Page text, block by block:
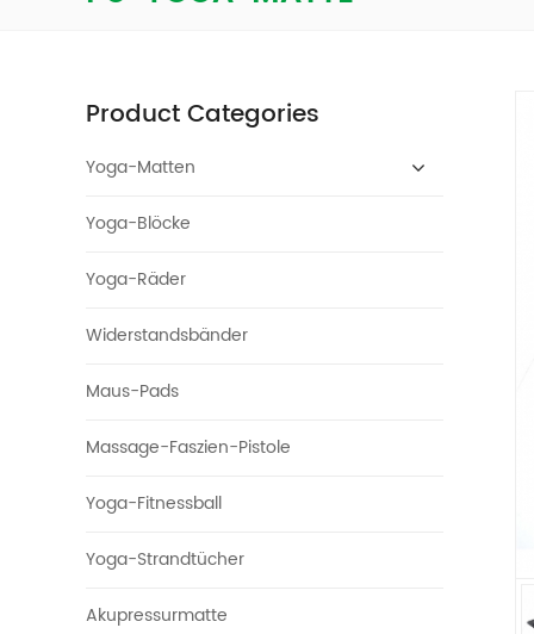
Product Categories
Yoga-Matten
Yoga-Blöcke
Yoga-Räder
Widerstandsbänder
Maus-Pads
Massage-Faszien-Pistole
Yoga-Fitnessball
Yoga-Strandtücher
Akupressurmatte